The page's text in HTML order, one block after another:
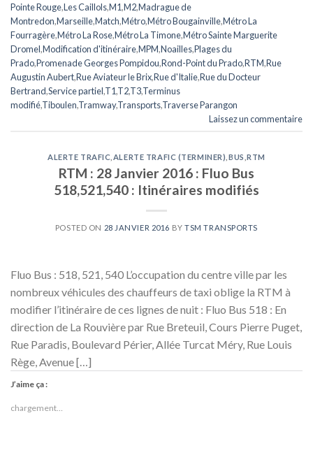
Pointe Rouge,Les Caillols,M1,M2,Madrague de
Montredon,Marseille,Match,Métro,Métro Bougainville,Métro La
Fourragère,Métro La Rose,Métro La Timone,Métro Sainte Marguerite
Dromel,Modification d'itinéraire,MPM,Noailles,Plages du
Prado,Promenade Georges Pompidou,Rond-Point du Prado,RTM,Rue
Augustin Aubert,Rue Aviateur le Brix,Rue d'Italie,Rue du Docteur
Bertrand,Service partiel,T1,T2,T3,Terminus
modifié,Tiboulen,Tramway,Transports,Traverse Parangon
Laissez un commentaire
ALERTE TRAFIC ALERTE TRAFIC (TERMINER) BUS ,RTM
RTM : 28 Janvier 2016 : Fluo Bus
518,521,540 : Itinéraires modifiés
POSTED ON 28 JANVIER 2016 BYTSM TRANSPORTS
Fluo Bus : 518, 521, 540 L’occupation du centre ville par les
nombreux véhicules des chauffeurs de taxi oblige la RTM à
modifier l’itinéraire de ces lignes de nuit : Fluo Bus 518 : En
direction de La Rouvière par Rue Breteuil, Cours Pierre Puget,
Rue Paradis, Boulevard Périer, Allée Turcat Méry, Rue Louis
Rège, Avenue […]
J’aime ça :
chargement…